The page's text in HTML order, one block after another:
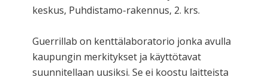
keskus, Puhdistamo-rakennus, 2. krs.
Guerrillab on kenttälaboratorio jonka avulla
kaupungin merkitykset ja käyttötavat
suunnitellaan uusiksi. Se ei koostu laitteista